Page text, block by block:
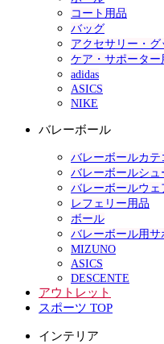
コート用品
バッグ
アクセサリー・グ
ケア・サポーター
adidas
ASICS
NIKE
バレーボール
バレーボールカテ
バレーボールシュ
バレーボールウェ
レフェリー用品
ボール
バレーボール用サ
MIZUNO
ASICS
DESCENTE
アウトレット
スポーツ TOP
インテリア